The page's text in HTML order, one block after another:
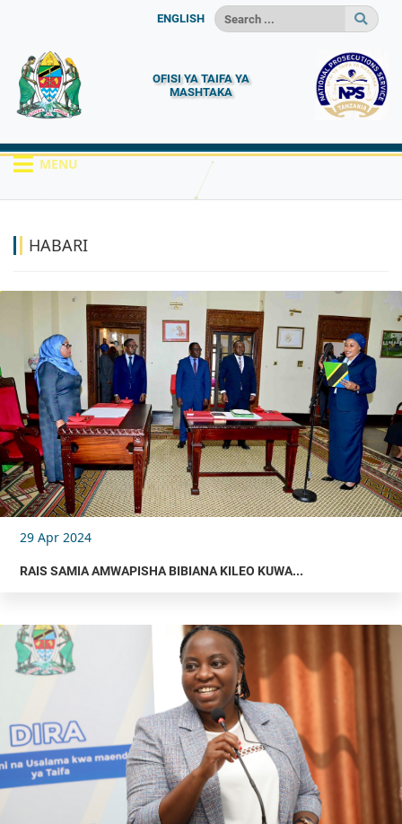
ENGLISH
OFISI YA TAIFA YA
MASHTAKA
MENU
HABARI
29 Apr 2024
RAIS SAMIA AMWAPISHA BIBIANA KILEO KUWA...